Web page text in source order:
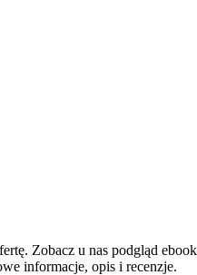
Zobacz u nas podgląd
informacje, opis i recenzje.